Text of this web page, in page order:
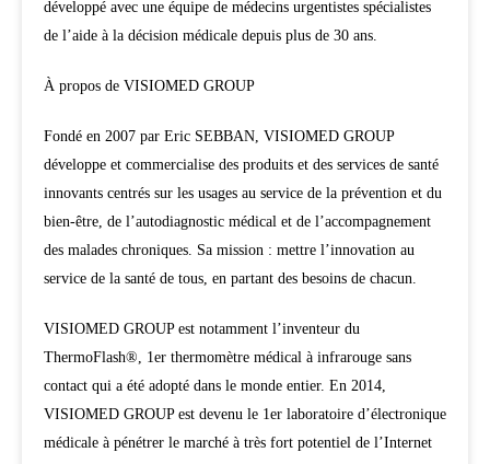
développé avec une équipe de médecins urgentistes spécialistes
de l’aide à la décision médicale depuis plus de 30 ans.
À propos de VISIOMED GROUP
Fondé en 2007 par Eric SEBBAN, VISIOMED GROUP
développe et commercialise des produits et des services de santé
innovants centrés sur les usages au service de la prévention et du
bien-être, de l’autodiagnostic médical et de l’accompagnement
des malades chroniques. Sa mission : mettre l’innovation au
service de la santé de tous, en partant des besoins de chacun.
VISIOMED GROUP est notamment l’inventeur du
ThermoFlash®, 1er thermomètre médical à infrarouge sans
contact qui a été adopté dans le monde entier. En 2014,
VISIOMED GROUP est devenu le 1er laboratoire d’électronique
médicale à pénétrer le marché à très fort potentiel de l’Internet